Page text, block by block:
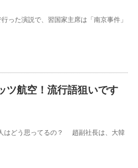
った演説で、習国家主席は「南京事件」
ツ航空！流行語狙いです
はどう思ってるの？ 趙副社長は、大韓